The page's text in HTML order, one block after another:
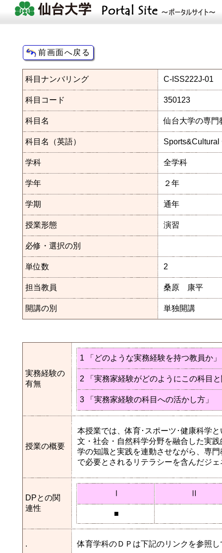
科目ナンバリング C-ISS222J-01
科目コード 350123
科目名 仙台大学の専
科目名（英語）
学科 全学科
学年 ２年
学期 通年
授業形態 演習
必修・選択の別
単位数 2
担当教員 桑原 康平
開講の別 単独開講
実務経験の
有無
1 「どのような実務経験を持つ教員か」
2 「実務家経験がどのようにこの科目
3 「実務家経験の科目への活かし方」
授業の概要
本授業では、体育･スポーツ･健康科学
文・社会・自然科学分野を融合した実
学の知識と実践を連動させながら、専
で必要とされるリテラシーを含んだジ
DPとの関
連性
Ⅰ Ⅱ
■
. 体育学科のＤＰは下記のリンクを参照